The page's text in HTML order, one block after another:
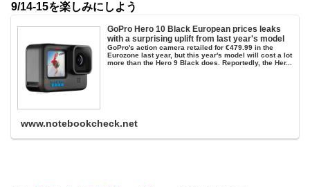
9/14-15を楽しみにしよう
GoPro Hero 10 Black European prices leaks
with a surprising uplift from last year's model
GoPro's action camera retailed for €479.99 in the
Eurozone last year, but this year's model will cost a lot
more than the Hero 9 Black does. Reportedly, the Her...
www.notebookcheck.net